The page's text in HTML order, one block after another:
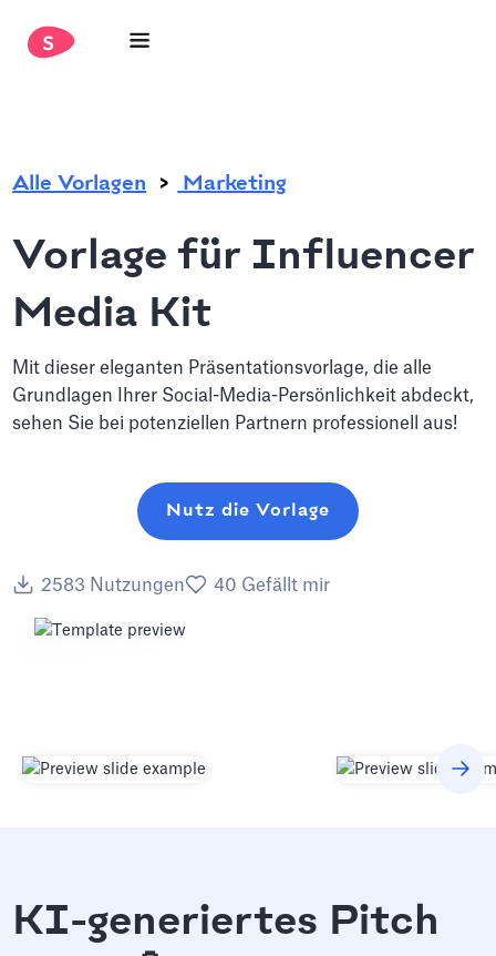
Alle Vorlagen Marketing
Vorlage für Influencer
Media Kit
Mit dieser eleganten Präsentationsvorlage, die alle
Grundlagen Ihrer Social-Media-Persönlichkeit abdeckt,
sehen Sie bei potenziellen Partnern professionell aus!
Nutz die Vorlage
2583 Nutzungen 40 Gefällt mir
KI-generiertes Pitch